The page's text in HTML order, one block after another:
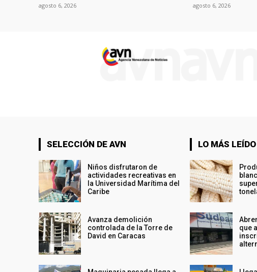
agosto 6, 2026 agosto 6, 2026
SELECCIÓN DE AVN
Niños disfrutaron de
actividades recreativas en
la Universidad Marítima del
Caribe
Avanza demolición
controlada de la Torre de
David en Caracas
LO MÁS LEÍDO
que